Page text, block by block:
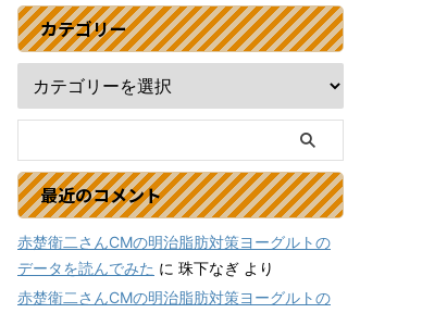
カテゴリー
最近のコメント
赤楚衛二さんCMの明治脂肪対策ヨーグルトの
データを読んでみた に 珠下なぎ より
赤楚衛二さんCMの明治脂肪対策ヨーグルトの